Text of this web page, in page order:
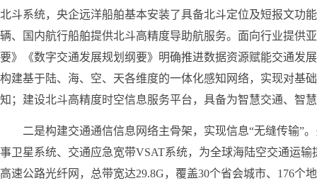
北斗系统，央企远洋船舶基本安装了具备北斗定位及短报文功
辆、国内航行船舶提供北斗高精度导助航服务。面向行业提供
要》《数字交通发展规划纲要》明确推进数据资源赋能交通发
构建基于陆、海、空、天各维度的一体化感知网络，实现对基
知；建设北斗高精度时空信息服务平台，具备为智慧交通、智
二是构建交通通信信息网络主骨架，实现信息“无缝传输”。
事卫星系统、交通应急宽带VSAT系统，为全球海陆空交通运
高速公路光纤网，总带宽达29.8G，覆盖30个省会城市、176